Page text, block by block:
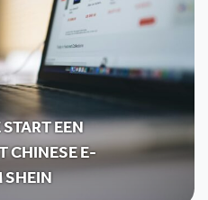
EEN
CHINESE E-
SHEIN